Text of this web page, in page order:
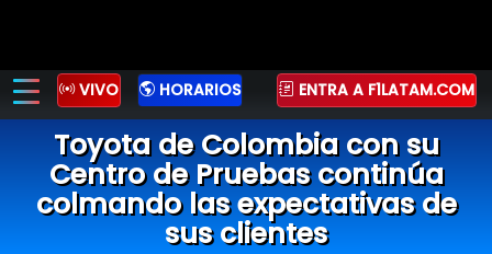
VIVO HORARIOS ENTRA A F1LATAM.COM
Toyota de Colombia con su
Centro de Pruebas continúa
colmando las expectativas de
sus clientes